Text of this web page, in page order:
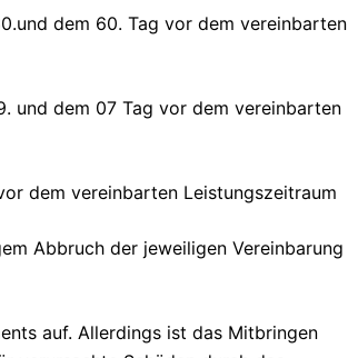
dem 60. Tag vor dem vereinbarten
und dem 07 Tag vor dem vereinbarten
dem vereinbarten Leistungszeitraum
Abbruch der jeweiligen Vereinbarung
auf. Allerdings ist das Mitbringen